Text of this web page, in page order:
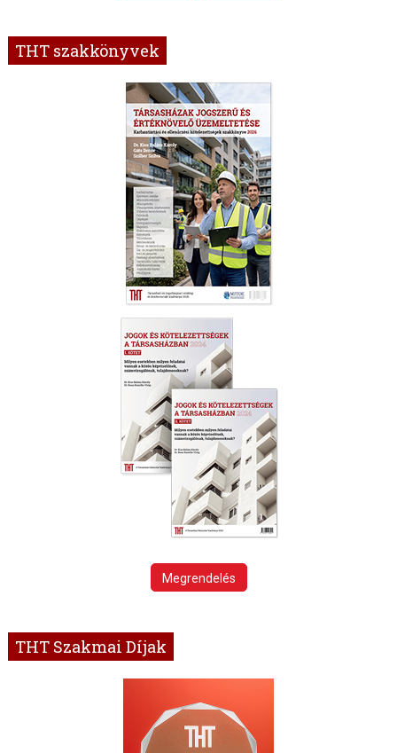
THT szakkönyvek
Megrendelés
THT Szakmai Díjak